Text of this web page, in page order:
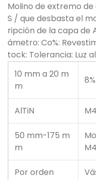
Molino de extremo
S / que desbasta el
ripción de la capa de
ámetro: Co%:
tock: Tolerancia: Luz
10 mm a 20 m
m
8%
AlTiN
50 mm-175 m
m
Por orden